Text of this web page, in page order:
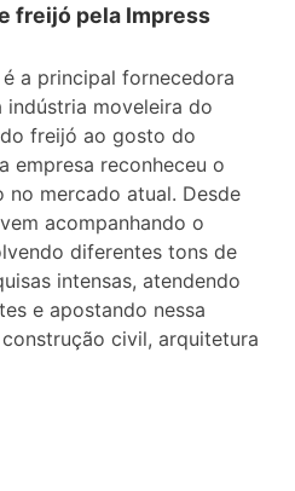
freijó pela Impress
a principal fornecedora
moveleira do
freijó ao gosto do
empresa reconheceu o
no mercado atual. Desde
acompanhando o
diferentes tons de
intensas, atendendo
e apostando nessa
civil, arquitetura